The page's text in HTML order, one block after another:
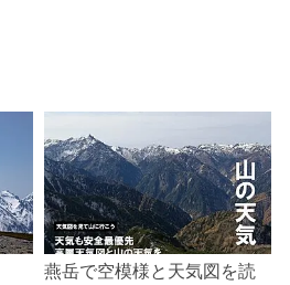
燕岳で空模様と天気図を読